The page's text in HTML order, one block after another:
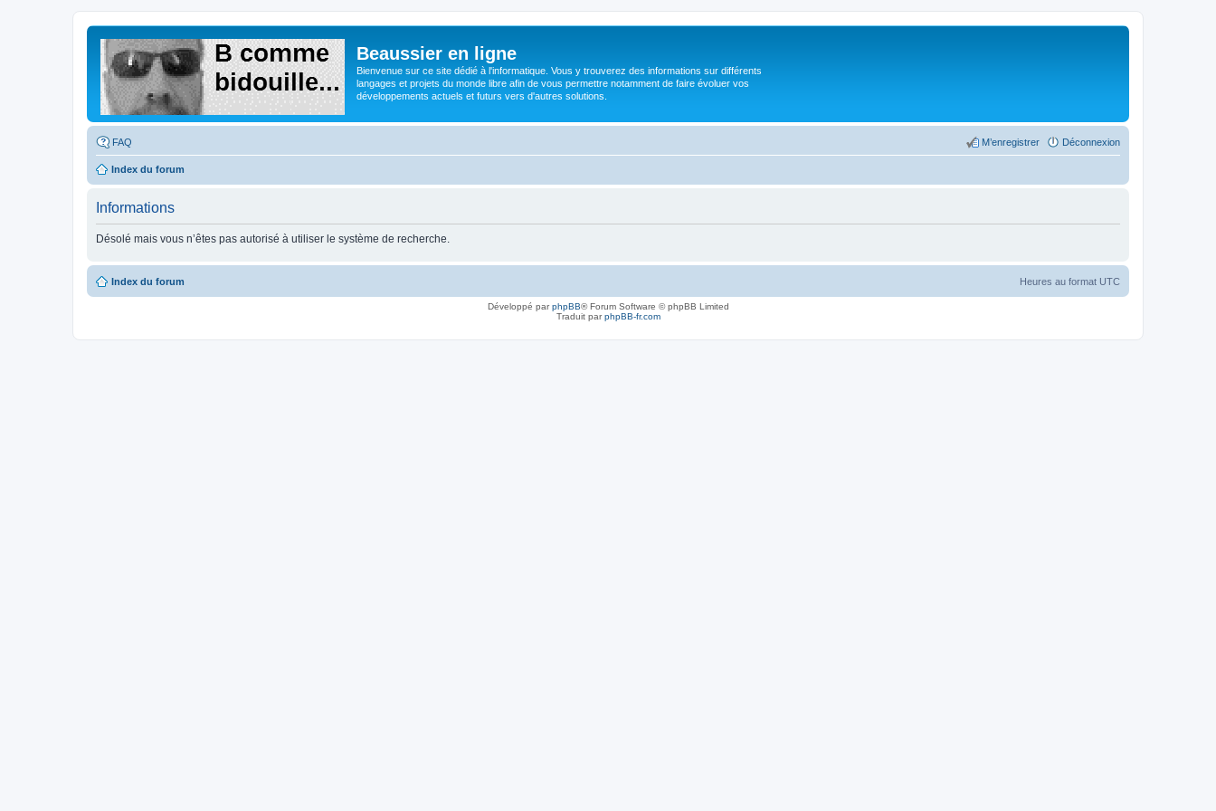
Beaussier en ligne
Bienvenue sur ce site dédié à l'informatique. Vous y trouverez des informations sur différents
langages et projets du monde libre afin de vous permettre notamment de faire évoluer vos
développements actuels et futurs vers d'autres solutions.
FAQ Déconnexion
M’enregistrer
Index du forum
Informations
Désolé mais vous n’êtes pas autorisé à utiliser le système de recherche.
Index du forum Heures au format UTC
Développé parphpBB® Forum Software © phpBB Limited
Traduit parphpBB-fr.com